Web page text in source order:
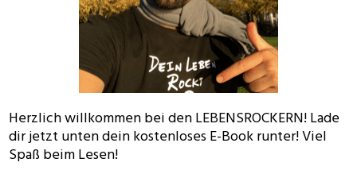
Herzlich willkommen bei den LEBENSROCKERN! Lade
dir jetzt unten dein kostenloses E-Book runter! Viel
Spaß beim Lesen!